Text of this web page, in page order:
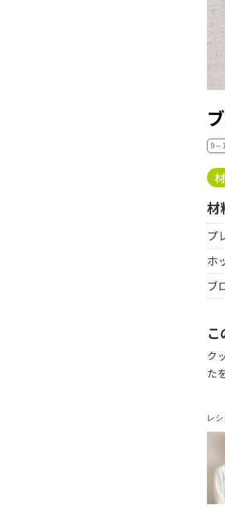
9～
材
プ
ホ
ブ
ク
た
レ